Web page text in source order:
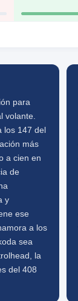
para
volante.
los 147 del
más
a cien en
de
y
ese
a los
sea
la
del 408